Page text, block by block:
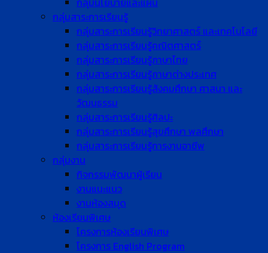
กลุ่มสาระการเรียนรู้
กลุ่มสาระการเรียนรู้วิทยาศาสตร์ และเทคโนโลยี
กลุ่มสาระการเรียนรู้คณิตศาสตร์
กลุ่มสาระการเรียนรู้ภาษาไทย
กลุ่มสาระการเรียนรู้ภาษาต่างประเทศ
กลุ่มสาระการเรียนรู้สังคมศึกษา ศาสนา และ
วัฒนธรรม
กลุ่มสาระการเรียนรู้ศิลปะ
กลุ่มสาระการเรียนรู้สุขศึกษา พลศึกษา
กลุ่มสาระการเรียนรู้การงานอาชีพ
กลุ่มงาน
กิจกรรมพัฒนาผู้เรียน
งานแนะแนว
งานห้องสมุด
ห้องเรียนพิเศษ
โครงการห้องเรียนพิเศษ
โครงการ English Program